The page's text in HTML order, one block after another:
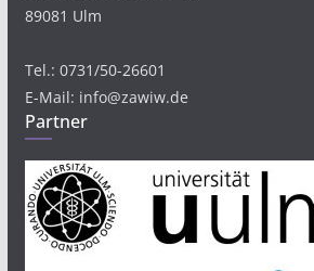
89081 Ulm
Tel.: 0731/50-26601
E-Mail: info@zawiw.de
Partner